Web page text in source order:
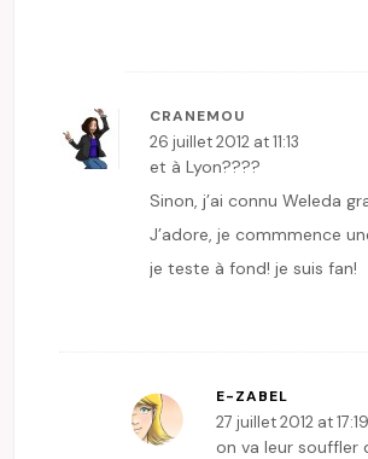
CRANEMOU
26 juillet 2012 at 11:13
et à Lyon????
Sinon, j’ai connu Weleda
J’adore, je commmence
je teste à fond! je suis fan!
E-ZABEL
27 juillet 2012 at 17:19
on va leur souffler